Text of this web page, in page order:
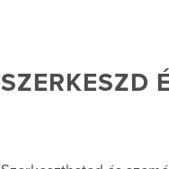
SZERKESZD